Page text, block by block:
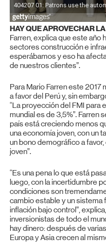
HAYQUEAPROVECHAR
Farren, explica que este año
sectores construcción e
esperábamos y eso ha
de nuestros clientes”.
Para Mario Farren este
a favor del Perú y, sin
“La proyección del FMI para
mundial es de 3,5%”. Farren
país está creciendo menos
una economía joven, con un
un bono demográfico a
joven”.
“Es una pena lo que está
luego, con la incertidumbre
condiciones son
cambio estable y un sistema
inflación bajo control”,
inversionistas de todo el
hay dinero: después de
Europa y Asia crecen al